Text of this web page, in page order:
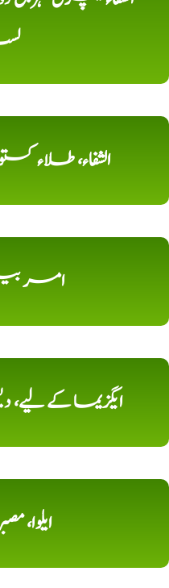
الشفاء، طلاء
امر
ایگزیما کے
ایلوا،